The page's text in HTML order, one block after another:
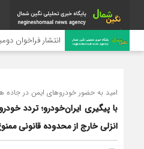
انتشار فراخوان
امید به حضور خودروهای ایمن در جاده
با پیگیری ایران‌خودرو؛ تردد
انزلی خارج از محدوده قانونی